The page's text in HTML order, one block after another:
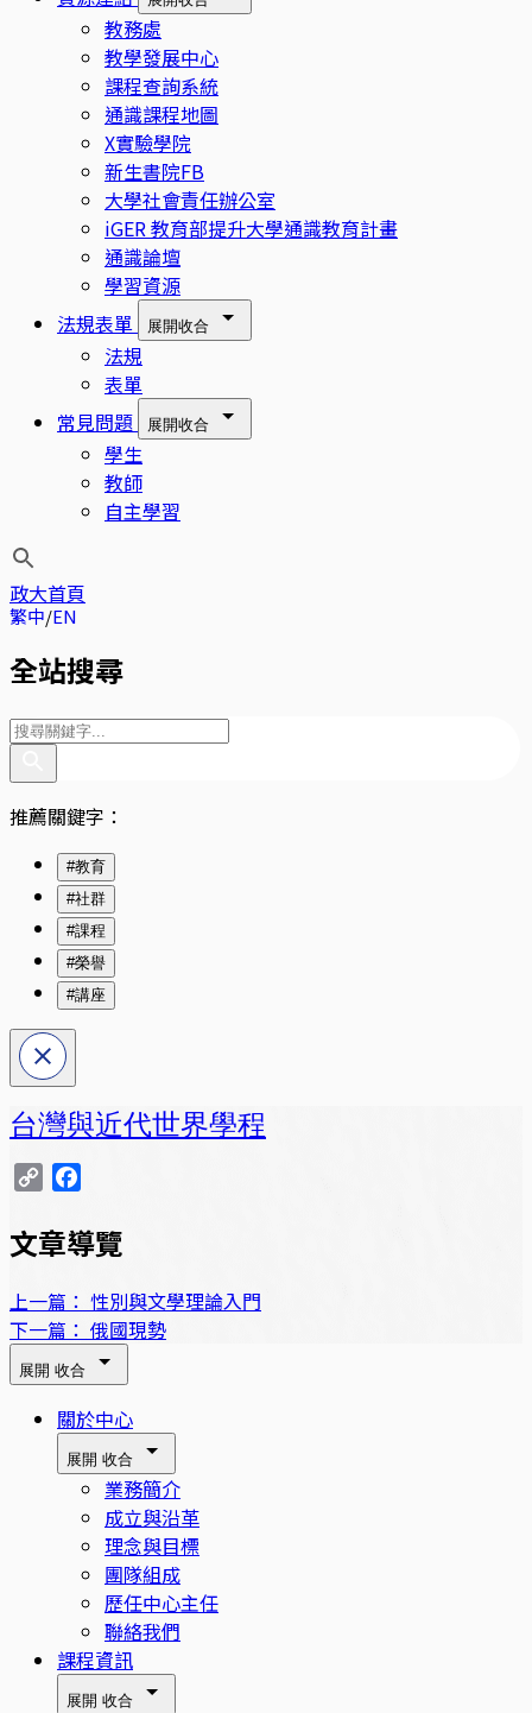
教務處
教學發展中心
課程查詢系統
通識課程地圖
X實驗學院
新生書院FB
大學社會責任辦公室
iGER 教育部提升大學通識教育計畫
通識論壇
學習資源
法規表單
展開收合
法規
表單
常見問題
展開收合
學生
教師
自主學習
政大首頁
繁中 EN
全站搜尋
推薦關鍵字：
#教育
#社群
#課程
#榮譽
#講座
台灣與近代世界學程
Copy
文章導覽
上一篇： 性別與文學理論入門
下一篇： 俄國現勢
展開 收合
關於中心
展開 收合
業務簡介
成立與沿革
理念與目標
團隊組成
歷任中心主任
聯絡我們
課程資訊
展開 收合